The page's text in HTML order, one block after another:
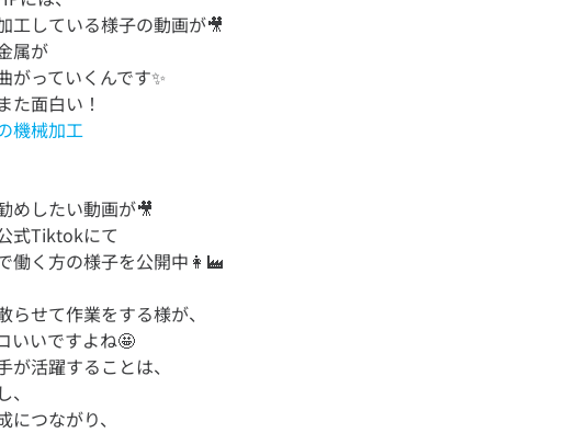
工している様子の動画が🎥
属が
がっていくんです✨
機械加工
めしたい動画が🎥
式Tiktokにて
らせて作業をする様が、
いいですよね🤩
が活躍することは、
つながり、